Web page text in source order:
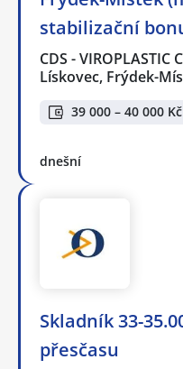
stabilizační
CDS - VIROPLASTIC
Lískovec, Frýdek-
39 000 – 40 000 Kč
dnešní
Skladník 33-
přesčasu